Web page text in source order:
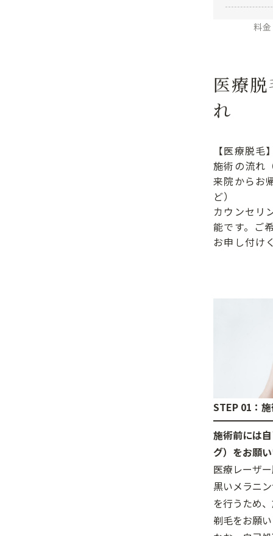
料
医療
れ
【医療脱毛
施術の流れ
来院からお
ど）
カウンセリ
能です。ご
お申し付け
STEP 01：
施術前には
グ）をお願
医療レーザ
黒いメラニ
を行うため
剃毛をお願